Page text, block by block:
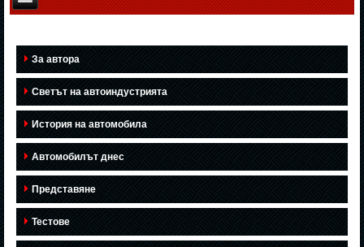
За автора
Светът на автоиндустрията
История на автомобила
Автомобилът днес
Представяне
Тестове